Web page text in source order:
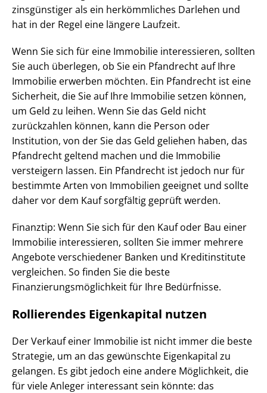
zinsgünstiger als ein herkömmliches Darlehen und
hat in der Regel eine längere Laufzeit.
Wenn Sie sich für eine Immobilie interessieren, sollten
Sie auch überlegen, ob Sie ein Pfandrecht auf Ihre
Immobilie erwerben möchten. Ein Pfandrecht ist eine
Sicherheit, die Sie auf Ihre Immobilie setzen können,
um Geld zu leihen. Wenn Sie das Geld nicht
zurückzahlen können, kann die Person oder
Institution, von der Sie das Geld geliehen haben, das
Pfandrecht geltend machen und die Immobilie
versteigern lassen. Ein Pfandrecht ist jedoch nur für
bestimmte Arten von Immobilien geeignet und sollte
daher vor dem Kauf sorgfältig geprüft werden.
Finanztip: Wenn Sie sich für den Kauf oder Bau einer
Immobilie interessieren, sollten Sie immer mehrere
Angebote verschiedener Banken und Kreditinstitute
vergleichen. So finden Sie die beste
Finanzierungsmöglichkeit für Ihre Bedürfnisse.
Rollierendes Eigenkapital nutzen
Der Verkauf einer Immobilie ist nicht immer die beste
Strategie, um an das gewünschte Eigenkapital zu
gelangen. Es gibt jedoch eine andere Möglichkeit, die
für viele Anleger interessant sein könnte: das